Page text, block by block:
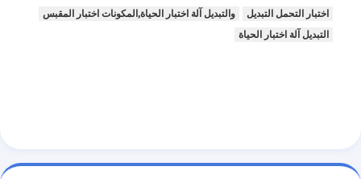
اختبار التحمل التبديل
والتبديل آلة اختبار الحياة,المكونات اختبار المقبس
التبديل آلة اختبار الحياة